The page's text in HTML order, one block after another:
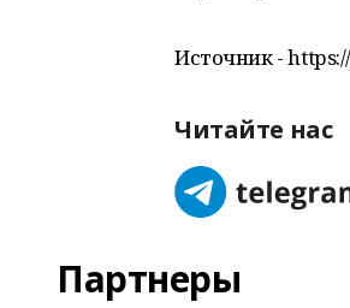
Источник -
Читайте нас
Партнеры